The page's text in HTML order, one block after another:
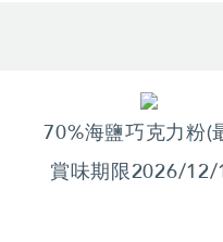
70%海鹽巧克力粉(
賞味期限2026/12/